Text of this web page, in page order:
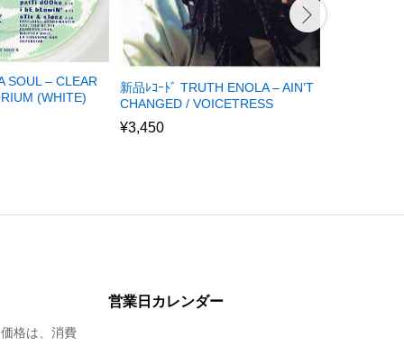
SOUL – CLEAR
(WHITE)
新品ﾚｺｰﾄﾞ TRUTH ENOLA – AIN’T
CHANGED / VOICETRESS
¥3,450
格は、消費
営業日カレンダー